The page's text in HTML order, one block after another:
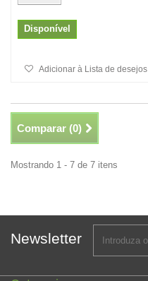
Disponível
Adicionar à Lista de desejos
Comparar (0)
Mostrando 1 - 7 de 7 itens
Newsletter